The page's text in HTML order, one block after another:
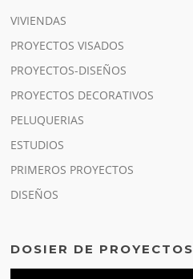
VIVIENDAS
PROYECTOS VISADOS
PROYECTOS-DISEÑOS
PROYECTOS DECORATIVOS
PELUQUERIAS
ESTUDIOS
PRIMEROS PROYECTOS
DISEÑOS
DOSIER DE PROYECTOS